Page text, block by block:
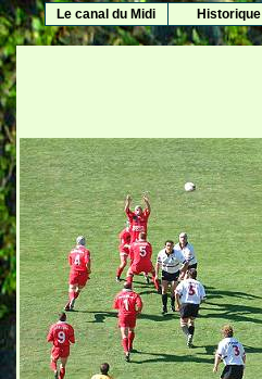
Le canal du Midi Historique